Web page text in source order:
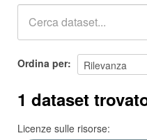
Ordina per
1 dataset
Licenze sulle risorse: